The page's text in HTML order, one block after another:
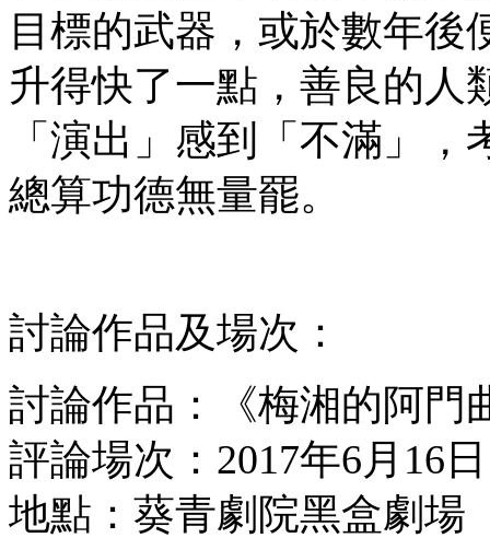
目標的武器，或於數年
升得快了一點，善良的人
「演出」感到「不滿」
總算功德無量罷。
討論作品及場次：
討論作品：《梅湘的阿門
評論場次：2017年6月16
地點：葵青劇院黑盒劇場